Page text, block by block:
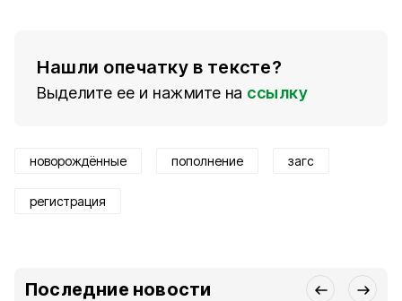
Нашли опечатку в тексте?
Выделите ее и нажмите на ссылку
новорождённые пополнение загс
регистрация
Последние новости